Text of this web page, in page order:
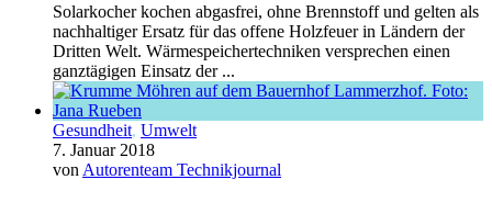
Solarkocher kochen abgasfrei, ohne Brennstoff und gelten als
nachhaltiger Ersatz für das offene Holzfeuer in Ländern der
Dritten Welt. Wärmespeichertechniken versprechen einen
ganztägigen Einsatz der ...
Gesundheit, Umwelt
7. Januar 2018
von Autorenteam Technikjournal